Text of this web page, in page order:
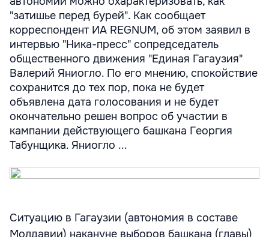
"затишье перед бурей". Как сообщает
корреспондент ИА REGNUM, об этом заявил в
интервью "Ника-пресс" сопредседатель
общественного движения "Единая Гагаузия"
Валерий Яниогло. По его мнению, спокойствие
сохранится до тех пор, пока не будет
объявлена дата голосования и не будет
окончательно решен вопрос об участии в
кампании действующего башкана Георгия
Табунщика. Яниогло ...
Ситуацию в Гагаузии (автономия в составе
Молдавии) накануне выборов башкана (главы)